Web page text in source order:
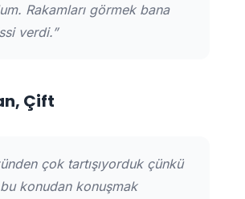
Rakamları görmek bana
verdi.”
Çift
çok tartışıyorduk çünkü
konudan konuşmak